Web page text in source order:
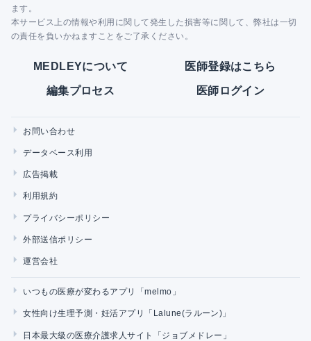
ます。
本サービス上の情報や利用に関して発生した損害等に関して、弊社は一切
の責任を負いかねますことをご了承ください。
MEDLEYについて 医師登録はこちら
編集プロセス 医師ログイン
お問い合わせ
データベース利用
広告掲載
利用規約
プライバシーポリシー
外部送信ポリシー
運営会社
いつもの医療が変わるアプリ「melmo」
女性向け生理予測・妊活アプリ「Lalune(ラルーン)」
日本最大級の医療介護求人サイト「ジョブメドレー」